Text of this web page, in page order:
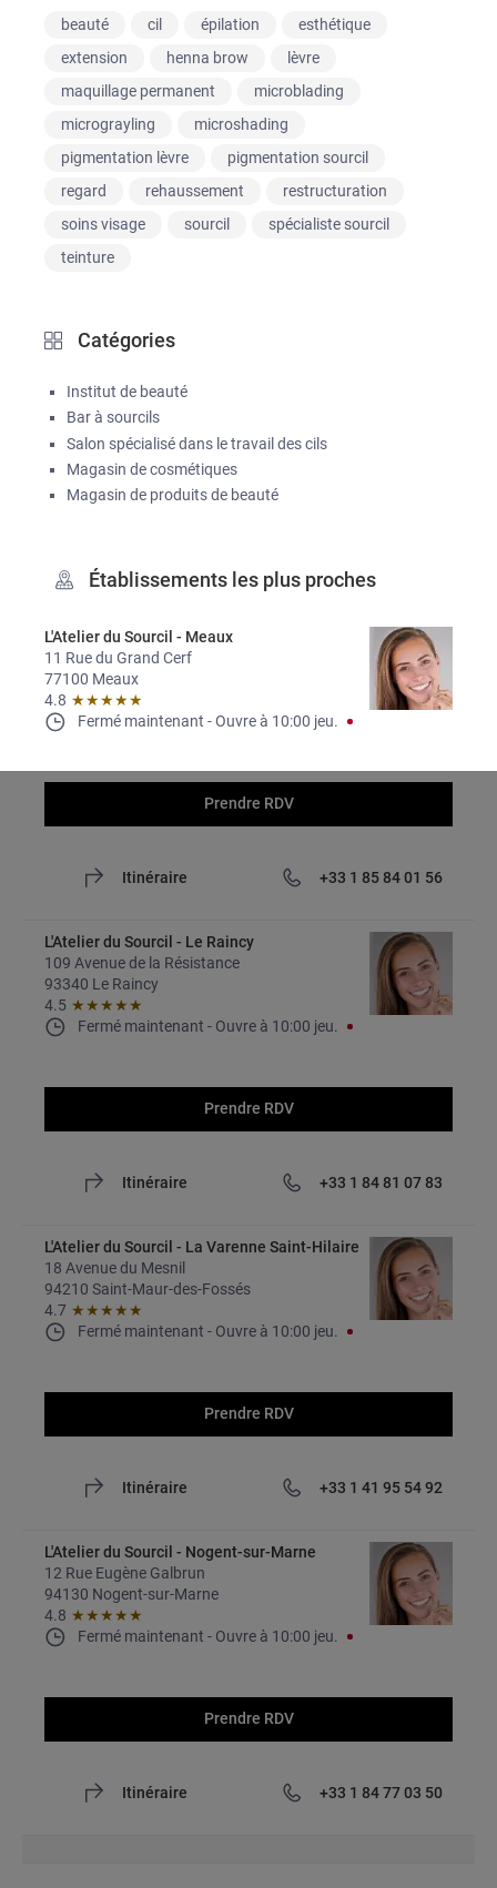
beauté cil épilation
esthétique
extension
henna brow
lèvre
maquillage permanent
microblading
micrograyling
microshading
pigmentation lèvre
pigmentation sourcil
regard
rehaussement
restructuration
soins visage
sourcil
spécialiste sourcil
teinture
Catégories
Institut de beauté
Bar à sourcils
Salon spécialisé dans le travail des cils
Magasin de cosmétiques
Magasin de produits de beauté
Établissements les plus proches
L'Atelier du Sourcil - Meaux
11 Rue du Grand Cerf
77100 Meaux
4.8 ★★★★★
Fermé maintenant - Ouvre à 10:00 jeu.
Prendre RDV
Itinéraire +33 1 85 84 01 56
L'Atelier du Sourcil - Le Raincy
109 Avenue de la Résistance
93340 Le Raincy
4.5 ★★★★★
Fermé maintenant - Ouvre à 10:00 jeu.
Prendre RDV
Itinéraire +33 1 84 81 07 83
L'Atelier du Sourcil - La Varenne Saint-Hilaire
18 Avenue du Mesnil
94210 Saint-Maur-des-Fossés
4.7 ★★★★★
Fermé maintenant - Ouvre à 10:00 jeu.
Prendre RDV
Itinéraire +33 1 41 95 54 92
L'Atelier du Sourcil - Nogent-sur-Marne
12 Rue Eugène Galbrun
94130 Nogent-sur-Marne
4.8 ★★★★★
Fermé maintenant - Ouvre à 10:00 jeu.
Prendre RDV
Itinéraire +33 1 84 77 03 50